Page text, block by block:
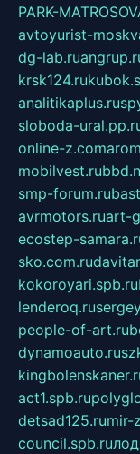
PARK-
avtoyurist-
dg-lab.ru
krsk124.ru
analitikaplus.ru
sloboda-
online-z.com
mobilvest.ru
smp-forum.ru
avrmotors.ruart-
ecostep-
sko.com.ru
kokoroyari.spb.ru
lenderoq.ru
people-of-art.ru
dynamoauto.ru
act1.spb.ru
detsad125.rumir-
council.spb.ru